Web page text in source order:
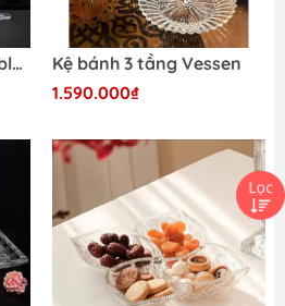
Xô đá Nachtmann Noblesse 102385
Kệ bánh 3 tầng Vessen
1.590.000₫